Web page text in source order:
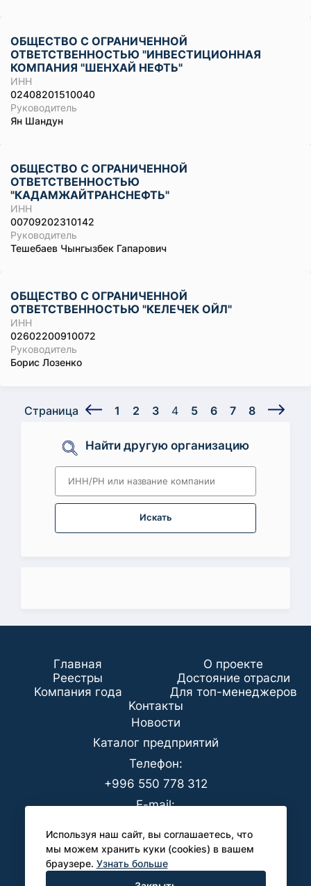
ОБЩЕСТВО С ОГРАНИЧЕННОЙ
ОТВЕТСТВЕННОСТЬЮ "ИНВЕСТИЦИОННАЯ
КОМПАНИЯ "ШЕНХАЙ НЕФТЬ"
ИНН
02408201510040
Руководитель
Ян Шандун
ОБЩЕСТВО С ОГРАНИЧЕННОЙ
ОТВЕТСТВЕННОСТЬЮ
"КАДАМЖАЙТРАНСНЕФТЬ"
ИНН
00709202310142
Руководитель
Тешебаев Чынгызбек Гапарович
ОБЩЕСТВО С ОГРАНИЧЕННОЙ
ОТВЕТСТВЕННОСТЬЮ "КЕЛЕЧЕК ОЙЛ"
ИНН
02602200910072
Руководитель
Борис Лозенко
Страница 1 2 3 4 5 6 7 8
Найти другую организацию
Искать
Используя наш сайт, вы соглашаетесь, что
мы можем хранить куки (cookies) в вашем
браузере. Узнать больше
Главная
О проекте
Реестры
Достояние отрасли
Компания года
Для топ-менеджеров
Koнтaкты
Новости
Каталог предприятий
Телефон:
+996 550 778 312
E-mail:
Для СМИ:
pr@analyt-kg.com